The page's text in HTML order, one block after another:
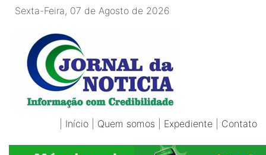
Sexta-Feira, 07 de Agosto de 2026
Início Quem somos Expediente Contato